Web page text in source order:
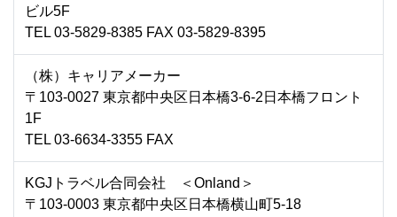
ビル5F
TEL 03-5829-8385 FAX 03-5829-8395
（株）キャリアメーカー
〒103-0027 東京都中央区日本橋3-6-2日本橋フロント
1F
TEL 03-6634-3355 FAX
KGJトラベル合同会社 ＜Onland＞
〒103-0003 東京都中央区日本橋横山町5-18